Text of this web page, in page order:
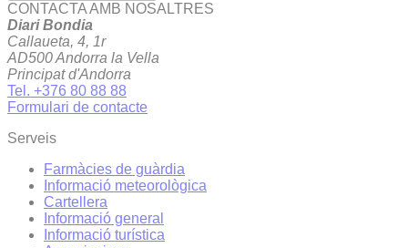
CONTACTA AMB NOSALTRES
Diari Bondia
Callaueta, 4, 1r
AD500 Andorra la Vella
Principat d'Andorra
Tel. +376 80 88 88
Formulari de contacte
Serveis
Farmàcies de guàrdia
Informació meteorològica
Cartellera
Informació general
Informació turística